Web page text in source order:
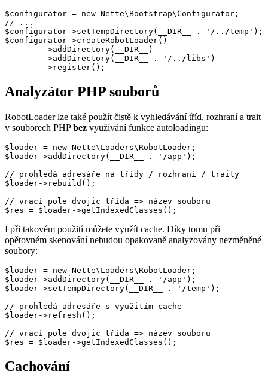
$configurator = new Nette\Bootstrap\Configurator;
// ...
$configurator->setTempDirectory(__DIR__ . '/../temp');
$configurator->createRobotLoader()
Analyzátor PHP souborů
RobotLoader lze také použít čistě k vyhledávání tříd, rozhraní a trait
v souborech PHPbez využívání funkce autoloadingu:
$loader = new Nette\Loaders\RobotLoader;
$loader->addDirectory(__DIR__ . '/app');
// prohledá adresáře na třídy / rozhraní / traity
$loader->rebuild();
// vrací pole dvojic třída => název souboru
I při takovém použití můžete využít cache. Díky tomu při
opětovném skenování nebudou opakovaně analyzovány nezměněné
soubory:
$loader = new Nette\Loaders\RobotLoader;
$loader->addDirectory(__DIR__ . '/app');
$loader->setTempDirectory(__DIR__ . '/temp');
// prohledá adresáře s využitím cache
$loader->refresh();
// vrací pole dvojic třída => název souboru
Cachování